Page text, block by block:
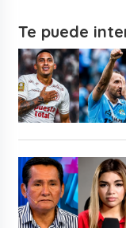
Te puede